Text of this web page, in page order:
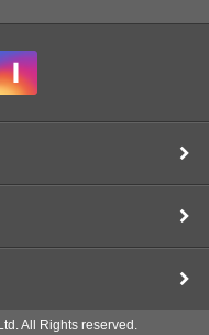
All Rights reserved.